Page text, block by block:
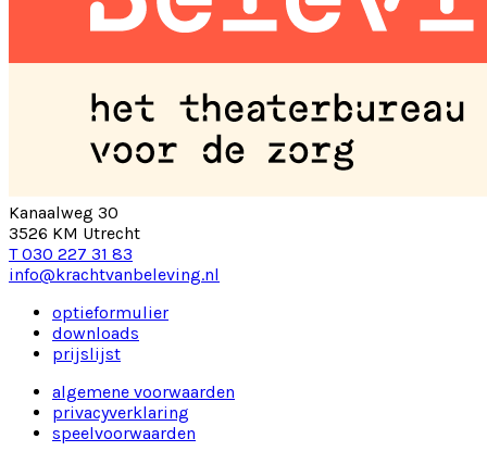
Kanaalweg 30
3526 KM Utrecht
T 030 227 31 83
info@krachtvanbeleving.nl
optieformulier
downloads
prijslijst
algemene voorwaarden
privacyverklaring
speelvoorwaarden